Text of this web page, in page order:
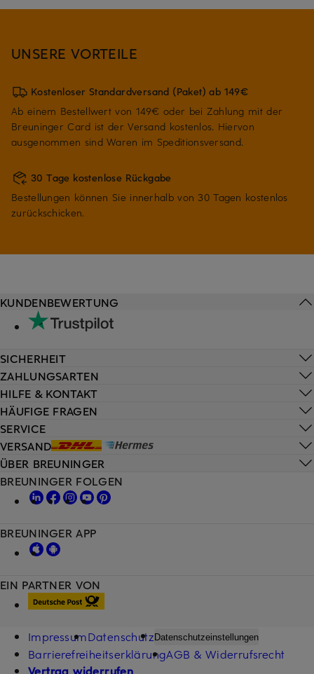
UNSERE VORTEILE
Kostenloser Standardversand (Paket) ab 149€
Ab einem Bestellwert von 149€ oder bei Zahlung mit der
Breuninger Card ist der Versand kostenlos. Hiervon
ausgenommen sind Waren im Speditionsversand.
30 Tage kostenlose Rückgabe
Bestellungen können Sie innerhalb von 30 Tagen kostenlos
zurückschicken.
HILFE & KONTAKT
HÄUFIGE FRAGEN
SERVICE
VERSAND
KUNDENBEWERTUNG
SICHERHEIT
ZAHLUNGSARTEN
ÜBER BREUNINGER
EIN PARTNER VON
BREUNINGER FOLGEN
BREUNINGER APP
ImpressumDatenschutzDatenschutzeinstellungen
BarrierefreiheitserklärungAGB & Widerrufsrecht
Vertrag widerrufen